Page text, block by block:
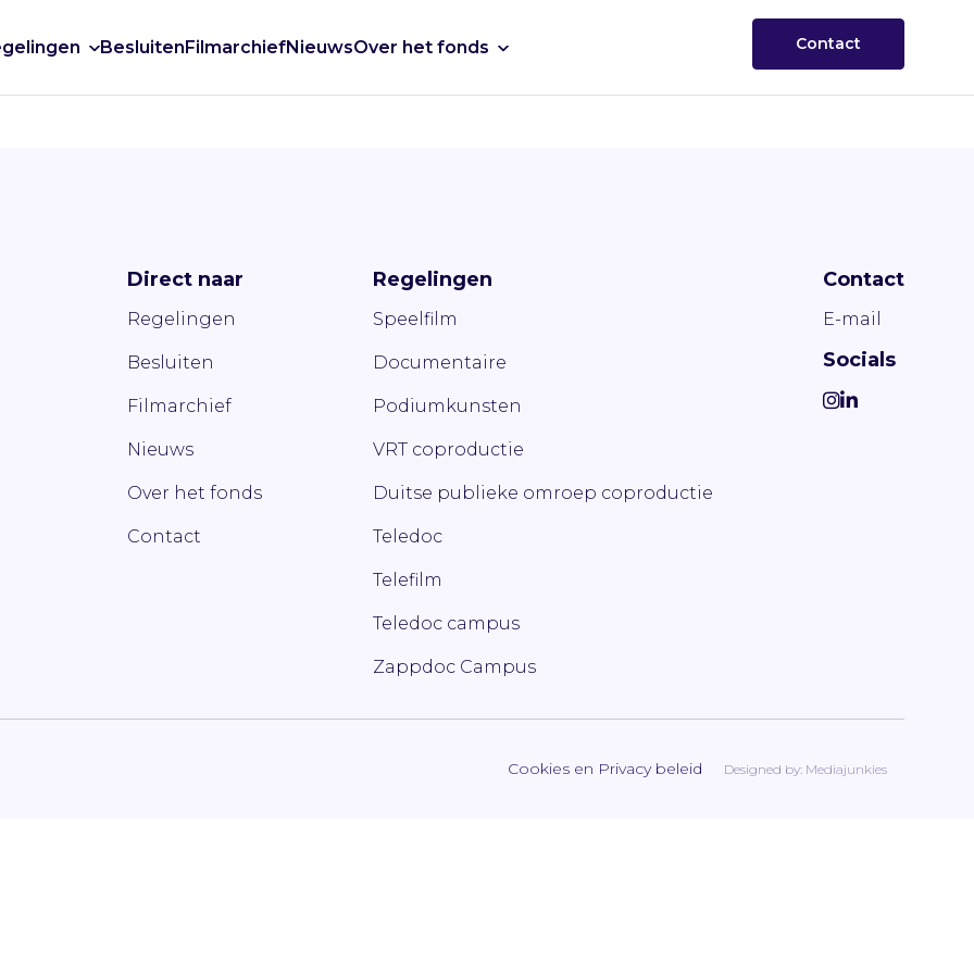
BesluitenFilmarchiefNieuwsOver het fonds Contact
Direct naar
Regelingen
Besluiten
Filmarchief
Nieuws
Over het fonds
Contact
Regelingen
Speelfilm
Documentaire
Podiumkunsten
VRT coproductie
Duitse publieke omroep coproductie
Teledoc
Telefilm
Teledoc campus
Zappdoc Campus
Contact
E-mail
Socials
Cookies en Privacy beleid Designed by: Mediajunkies